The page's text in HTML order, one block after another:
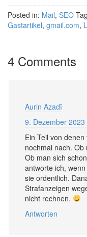
Posted in: Mail, SEO
Gastartikel, gmail.com,
4 Comments
Aurin Azadî
9. Dezember 2023
Ein Teil von
nochmal nach.
Ob man sich
antworte ich,
sie ordentlich.
Strafanzeigen
nicht rechnen.
Antworten